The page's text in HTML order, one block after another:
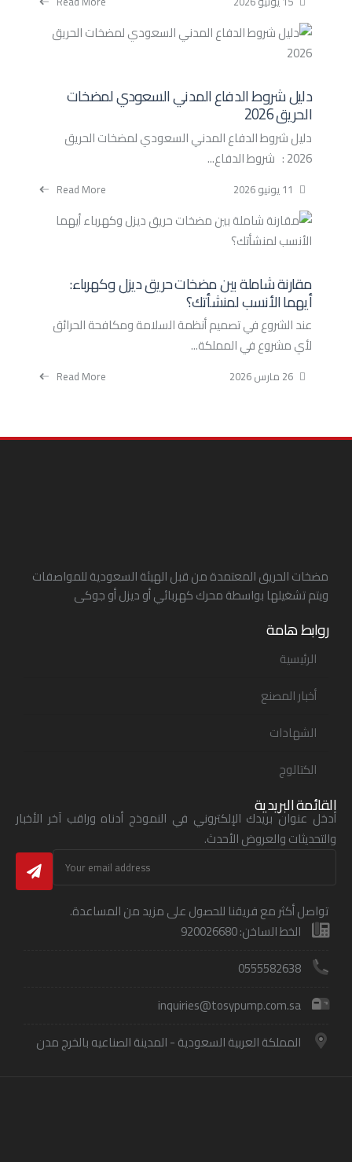
دليل شروط الدفاع المدني السعودي لمضخات
الحريق 2026
دليل شروط الدفاع المدني السعودي لمضخات الحريق
2026 : شروط الدفاع...
11 يونيو 2026 Read More
مقارنة شاملة بين مضخات حريق ديزل وكهرباء:
أيهما الأنسب لمنشأتك؟
عند الشروع في تصميم أنظمة السلامة ومكافحة الحرائق
لأي مشروع في المملكة...
26 مارس 2026 Read More
مضخات الحريق المعتمدة من قبل الهيئة السعودية للمواصفات
ويتم تشغيلها بواسطة محرك كهربائي أو ديزل أو جوكى
روابط هامة
الرئيسية
أخبار المصنع
الشهادات
الكتالوج
القائمة البريدية
أدخل عنوان بريدك الإلكتروني في النموذج أدناه وراقب آخر الأخبار
والتحديثات والعروض الأحدث.
تواصل أكثر مع فريقنا للحصول على مزيد من المساعدة.
الخط الساخن: 920026680
0555582638
inquiries@tosypump.com.sa
المملكة العربية السعودية - المدينة الصناعيه بالخرج مدن